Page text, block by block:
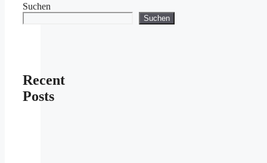
Suchen
Suchen
Recent
Posts